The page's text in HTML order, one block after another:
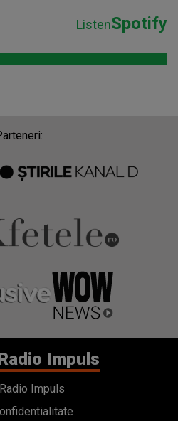
ListenSpotify
Impuls
Impuls